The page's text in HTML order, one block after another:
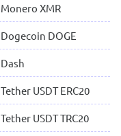
Monero XMR
Dogecoin DOGE
Dash
Tether USDT ERC20
Tether USDT TRC20